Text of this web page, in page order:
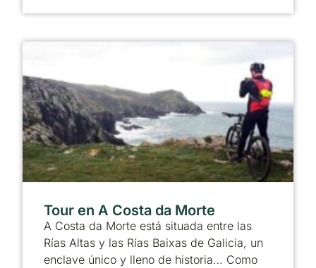
Tour en A Costa da Morte
A Costa da Morte está situada entre las
Rías Altas y las Rías Baixas de Galicia, un
enclave único y lleno de historia… Como